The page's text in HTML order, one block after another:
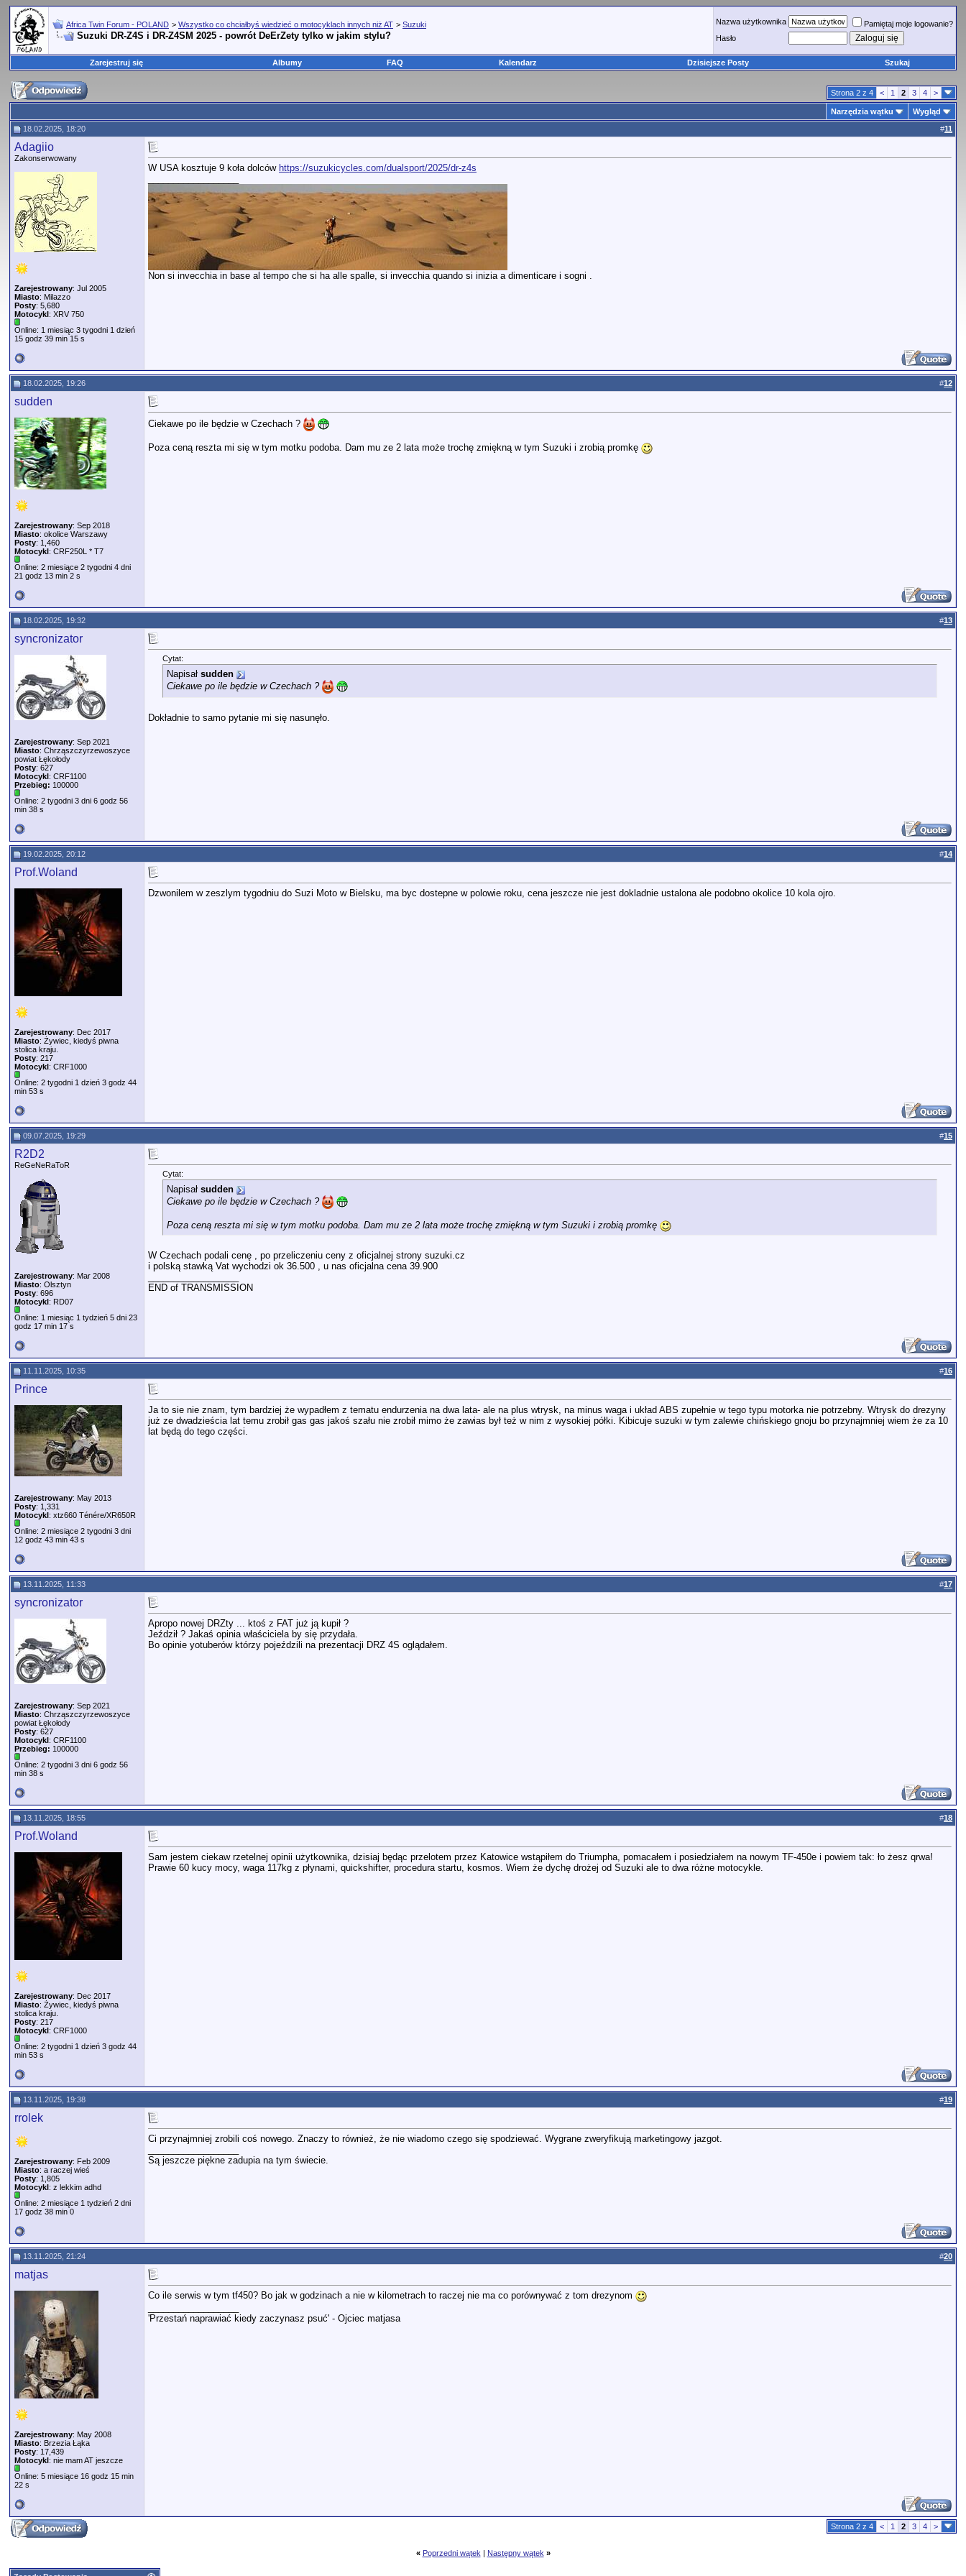
Africa Twin Forum - POLAND > Wszystko co chciałbyś wiedzieć o motocyklach innych niż AT > Suzuki
Suzuki DR-Z4S i DR-Z4SM 2025 - powrót DeErZety tylko w jakim stylu?
Nazwa użytkownika
Pamiętaj moje logowanie?
Hasło
Zarejestruj się Albumy FAQ Kalendarz Dzisiejsze Posty Szukaj
Strona 2 z 4 < 1 2 3 4 >
Narzędzia wątku
Wygląd
18.02.2025, 18:20
#11
Adagiio
Zakonserwowany
Zarejestrowany: Jul 2005
Miasto: Milazzo
Posty: 5,680
Motocykl: XRV 750
Online: 1 miesiąc 3 tygodni 1 dzień
15 godz 39 min 15 s
W USA kosztuje 9 koła dolców https://suzukicycles.com/dualsport/2025/dr-z4s
Non si invecchia in base al tempo che si ha alle spalle, si invecchia quando si inizia a dimenticare i sogni .
18.02.2025, 19:26 #12
sudden
Zarejestrowany: Sep 2018
Miasto: okolice Warszawy
Posty: 1,460
Motocykl: CRF250L * T7
Online: 2 miesiące 2 tygodni 4 dni
21 godz 13 min 2 s
Ciekawe po ile będzie w Czechach ?
Poza ceną reszta mi się w tym motku podoba. Dam mu ze 2 lata może trochę zmiękną w tym Suzuki i zrobią promkę
18.02.2025, 19:32 #13
syncronizator
Zarejestrowany: Sep 2021
Miasto: Chrząszczyrzewoszyce
powiat Łękołody
Posty: 627
Motocykl: CRF1100
Przebieg: 100000
Online: 2 tygodni 3 dni 6 godz 56
min 38 s
Cytat:
Napisał sudden
Ciekawe po ile będzie w Czechach ?
Dokładnie to samo pytanie mi się nasunęło.
19.02.2025, 20:12 #14
Prof.Woland
Zarejestrowany: Dec 2017
Miasto: Żywiec, kiedyś piwna
stolica kraju.
Posty: 217
Motocykl: CRF1000
Online: 2 tygodni 1 dzień 3 godz 44
min 53 s
Dzwonilem w zeszlym tygodniu do Suzi Moto w Bielsku, ma byc dostepne w polowie roku, cena jeszcze nie jest dokladnie ustalona ale podobno okolice 10 kola ojro.
09.07.2025, 19:29 #15
R2D2
ReGeNeRaToR
Zarejestrowany: Mar 2008
Miasto: Olsztyn
Posty: 696
Motocykl: RD07
Online: 1 miesiąc 1 tydzień 5 dni 23
godz 17 min 17 s
Cytat:
Napisał sudden
Ciekawe po ile będzie w Czechach ?
Poza ceną reszta mi się w tym motku podoba. Dam mu ze 2 lata może trochę zmiękną w tym Suzuki i zrobią promkę
W Czechach podali cenę , po przeliczeniu ceny z oficjalnej strony suzuki.cz
i polską stawką Vat wychodzi ok 36.500 , u nas oficjalna cena 39.900
END of TRANSMISSION
11.11.2025, 10:35 #16
Prince
Zarejestrowany: May 2013
Posty: 1,331
Motocykl: xtz660 Ténére/XR650R
Online: 2 miesiące 2 tygodni 3 dni
12 godz 43 min 43 s
Ja to sie nie znam, tym bardziej że wypadłem z tematu endurzenia na dwa lata- ale na plus wtrysk, na minus waga i układ ABS zupełnie w tego typu motorka nie potrzebny. Wtrysk do drezyny
już ze dwadzieścia lat temu zrobił gas gas jakoś szału nie zrobił mimo że zawias był też w nim z wysokiej półki. Kibicuje suzuki w tym zalewie chińskiego gnoju bo przynajmniej wiem że za 10
lat będą do tego części.
13.11.2025, 11:33 #17
syncronizator
Zarejestrowany: Sep 2021
Miasto: Chrząszczyrzewoszyce
powiat Łękołody
Posty: 627
Motocykl: CRF1100
Przebieg: 100000
Online: 2 tygodni 3 dni 6 godz 56
min 38 s
Apropo nowej DRZty ... ktoś z FAT już ją kupił ?
Jeździł ? Jakaś opinia właściciela by się przydała.
Bo opinie yotuberów którzy pojeździli na prezentacji DRZ 4S oglądałem.
13.11.2025, 18:55 #18
Prof.Woland
Zarejestrowany: Dec 2017
Miasto: Żywiec, kiedyś piwna
stolica kraju.
Posty: 217
Motocykl: CRF1000
Online: 2 tygodni 1 dzień 3 godz 44
min 53 s
Sam jestem ciekaw rzetelnej opinii użytkownika, dzisiaj będąc przelotem przez Katowice wstąpiłem do Triumpha, pomacałem i posiedziałem na nowym TF-450e i powiem tak: ło żesz qrwa!
Prawie 60 kucy mocy, waga 117kg z płynami, quickshifter, procedura startu, kosmos. Wiem że dychę drożej od Suzuki ale to dwa różne motocykle.
13.11.2025, 19:38 #19
rrolek
Zarejestrowany: Feb 2009
Miasto: a raczej wieś
Posty: 1,805
Motocykl: z lekkim adhd
Online: 2 miesiące 1 tydzień 2 dni
17 godz 38 min 0
Ci przynajmniej zrobili coś nowego. Znaczy to również, że nie wiadomo czego się spodziewać. Wygrane zweryfikują marketingowy jazgot.
Są jeszcze piękne zadupia na tym świecie.
13.11.2025, 21:24 #20
matjas
Zarejestrowany: May 2008
Miasto: Brzezia Łąka
Posty: 17,439
Motocykl: nie mam AT jeszcze
Online: 5 miesiące 16 godz 15 min
22 s
Co ile serwis w tym tf450? Bo jak w godzinach a nie w kilometrach to raczej nie ma co porównywać z tom drezynom
'Przestań naprawiać kiedy zaczynasz psuć' - Ojciec matjasa
Strona 2 z 4 < 1 2 3 4 >
« Poprzedni wątek | Następny wątek »